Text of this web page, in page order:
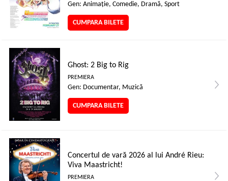
Gen: Animaţie, Comedie, Dramă, Sport
CUMPARA BILETE
Ghost: 2 Big to Rig
PREMIERA
Gen: Documentar, Muzică
CUMPARA BILETE
Concertul de vară 2026 al lui André Rieu:
Viva Maastricht!
PREMIERA